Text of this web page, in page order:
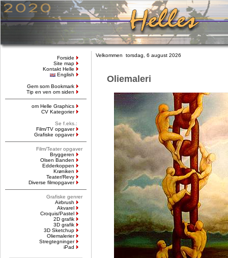
Forside
Site map
Kontakt Helle
English
Gem som Bookmark
Tip en ven om siden
om Helle Graphics
CV Kategorier
Se f.eks.:
Film/TV opgaver
Grafiske opgaver
Film/Teater opgaver
Bryggeren
Olsen Banden
Edderkoppen
Krøniken
Teater/Revy
Diverse filmopgaver
Grafiske genrer
Airbrush
Akvarel
Croquis/Pastel
2D grafik
3D grafik
3D Sketchup
Oliemalerier
Stregtegninger
iPad
Velkommen torsdag, 6 august 2026
Oliemaleri